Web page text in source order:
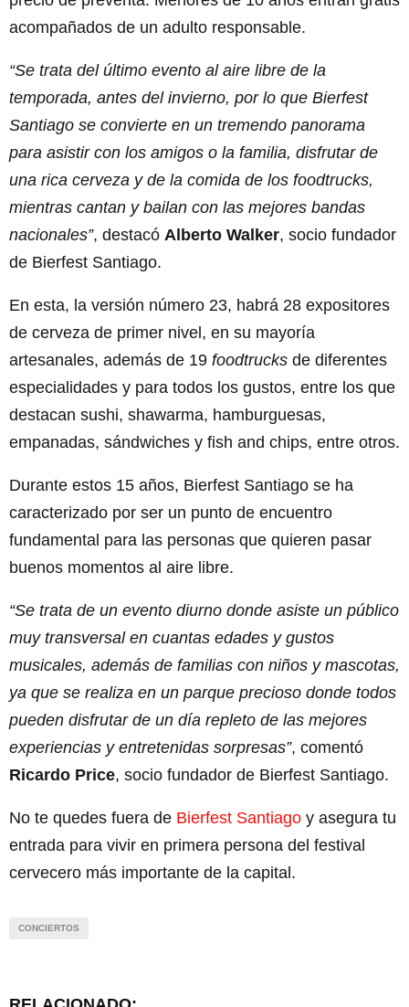
acompañados de un adulto responsable.
“Se trata del último evento al aire libre de la
temporada, antes del invierno, por lo que Bierfest
Santiago se convierte en un tremendo panorama
para asistir con los amigos o la familia, disfrutar de
una rica cerveza y de la comida de los foodtrucks,
mientras cantan y bailan con las mejores bandas
nacionales”, destacó Alberto Walker, socio fundador
de Bierfest Santiago.
En esta, la versión número 23, habrá 28 expositores
de cerveza de primer nivel, en su mayoría
artesanales, además de 19 foodtrucks de diferentes
especialidades y para todos los gustos, entre los que
destacan sushi, shawarma, hamburguesas,
empanadas, sándwiches y fish and chips, entre otros.
Durante estos 15 años, Bierfest Santiago se ha
caracterizado por ser un punto de encuentro
fundamental para las personas que quieren pasar
buenos momentos al aire libre.
“Se trata de un evento diurno donde asiste un público
muy transversal en cuantas edades y gustos
musicales, además de familias con niños y mascotas,
ya que se realiza en un parque precioso donde todos
pueden disfrutar de un día repleto de las mejores
experiencias y entretenidas sorpresas”, comentó
Ricardo Price, socio fundador de Bierfest Santiago.
No te quedes fuera de Bierfest Santiago y asegura tu
entrada para vivir en primera persona del festival
cervecero más importante de la capital.
CONCIERTOS